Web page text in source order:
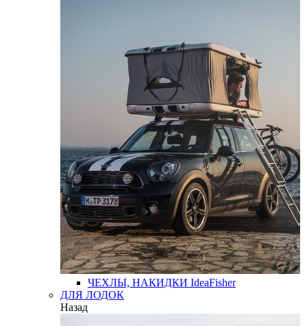
ЧЕХЛЫ, НАКИДКИ IdeaFisher
ДЛЯ ЛОДОК
Назад